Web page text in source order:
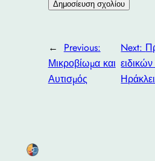
←
Previous:
Μικροβίωμα και
Αυτισμός
Next: